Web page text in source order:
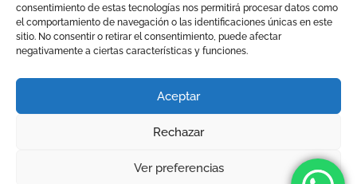
consentimiento de estas tecnologías nos permitirá procesar datos como
el comportamiento de navegación o las identificaciones únicas en este
sitio. No consentir o retirar el consentimiento, puede afectar
negativamente a ciertas características y funciones.
Aceptar
Rechazar
Ver preferencias
Términos y condiciones
drets reservats.